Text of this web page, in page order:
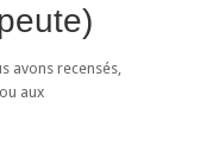
avons recensés,
aux